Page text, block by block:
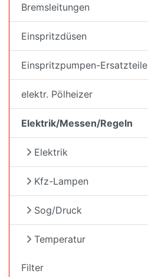
Bremsleitungen
Einspritzdüsen
Einspritzpumpen-Ersatzteile
elektr. Pölheizer
Elektrik/Messen/Regeln
Elektrik
Kfz-Lampen
Sog/Druck
Temperatur
Filter